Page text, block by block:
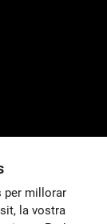
per millorar
la vostra